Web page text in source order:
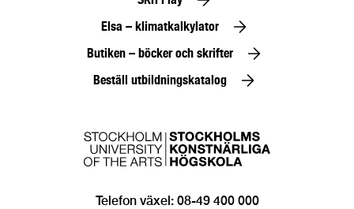
Elsa – klimatkalkylator
Butiken – böcker och skrifter
Beställ utbildningskatalog
Telefon växel: 08-49 400 000